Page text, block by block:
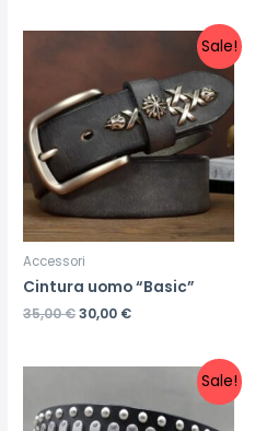
Sale!
Accessori
Cintura uomo “Basic”
35,00€30,00 €
Sale!